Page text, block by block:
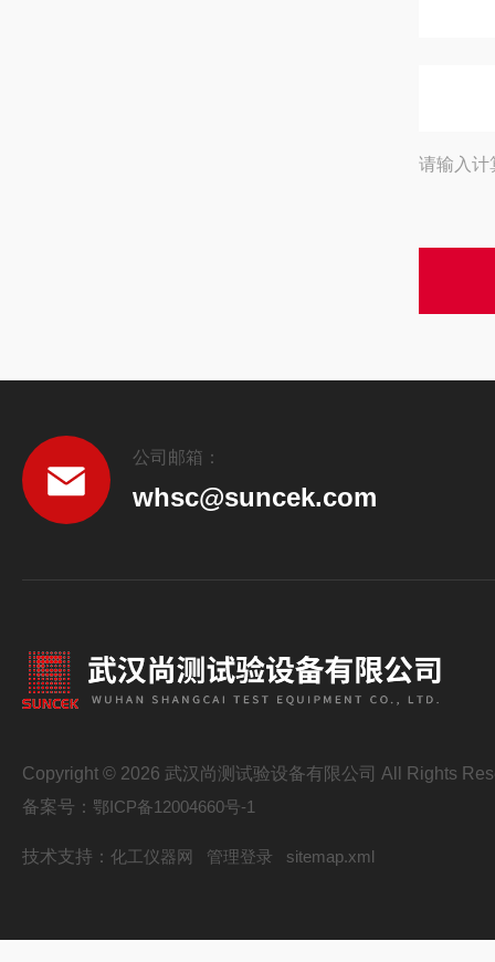
请输入计
公司邮箱：
whsc@suncek.com
Copyright © 2026 武汉尚测试验设备有限公司 All Rights
备案号： 鄂ICP备12004660号-1
技术支持： 化工仪器网 管理登录 sitemap.xml